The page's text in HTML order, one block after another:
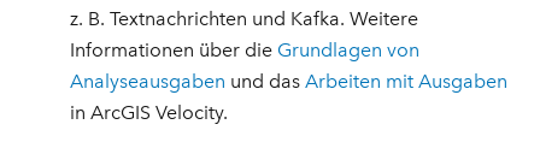
z. B. Textnachrichten und Kafka. Weitere
Informationen über die Grundlagen von
Analyseausgaben und dasArbeiten mit Ausgaben
in ArcGIS Velocity.